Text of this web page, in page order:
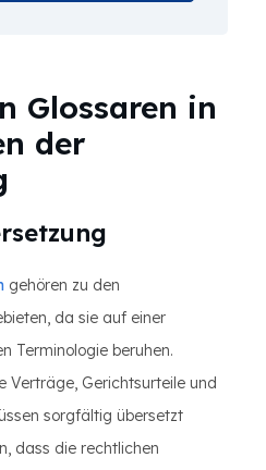
Glossaren in
der
gehören zu den
da sie auf einer
Terminologie beruhen.
Verträge, Gerichtsurteile und
sorgfältig übersetzt
dass die rechtlichen